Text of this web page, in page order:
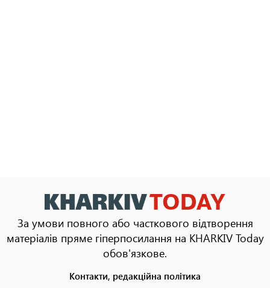
За умови повного або часткового відтворення
матеріалів пряме гіперпосилання на KHARKIV Today
обов'язкове.
Контакти, редакційна політика